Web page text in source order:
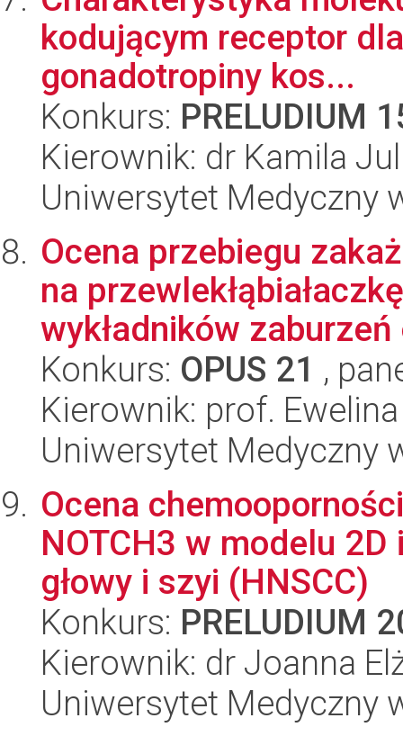
kodującym receptor
gonadotropiny kos...
Konkurs: PRELUDIUM
Kierownik: dr Kamila
Uniwersytet Medyczny
Ocena przebiegu
na
wykładników zaburzeń
Konkurs: OPUS 21 ,
Kierownik: prof.
Uniwersytet Medyczny
Ocena
NOTCH3 w modelu 2D
głowy i szyi (HNSCC)
Konkurs: PRELUDIUM
Kierownik: dr Joanna
Uniwersytet Medyczny